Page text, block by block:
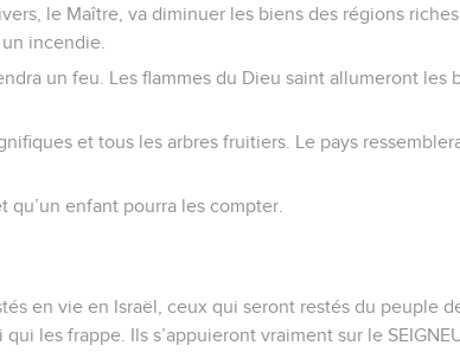
le Maître, va diminuer les biens des régions
incendie.
un feu. Les flammes du Dieu saint allumeront les
et tous les arbres fruitiers. Le pays
qu’un enfant pourra les compter.
en vie en Israël, ceux qui seront restés du peuple
les frappe. Ils s’appuieront vraiment sur le